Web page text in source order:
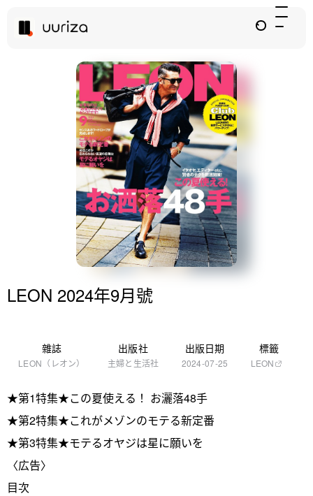
LEON 2024年9月號
雜誌
LEON（レオン）
出版社
主婦と生活社
出版日期
2024-07-25
標籤
LEON
★第1特集★この夏使える！ お灑落48手
★第2特集★これがメゾンのモテる新定番
★第3特集★モテるオヤジは星に願いを
〈広告〉
目次